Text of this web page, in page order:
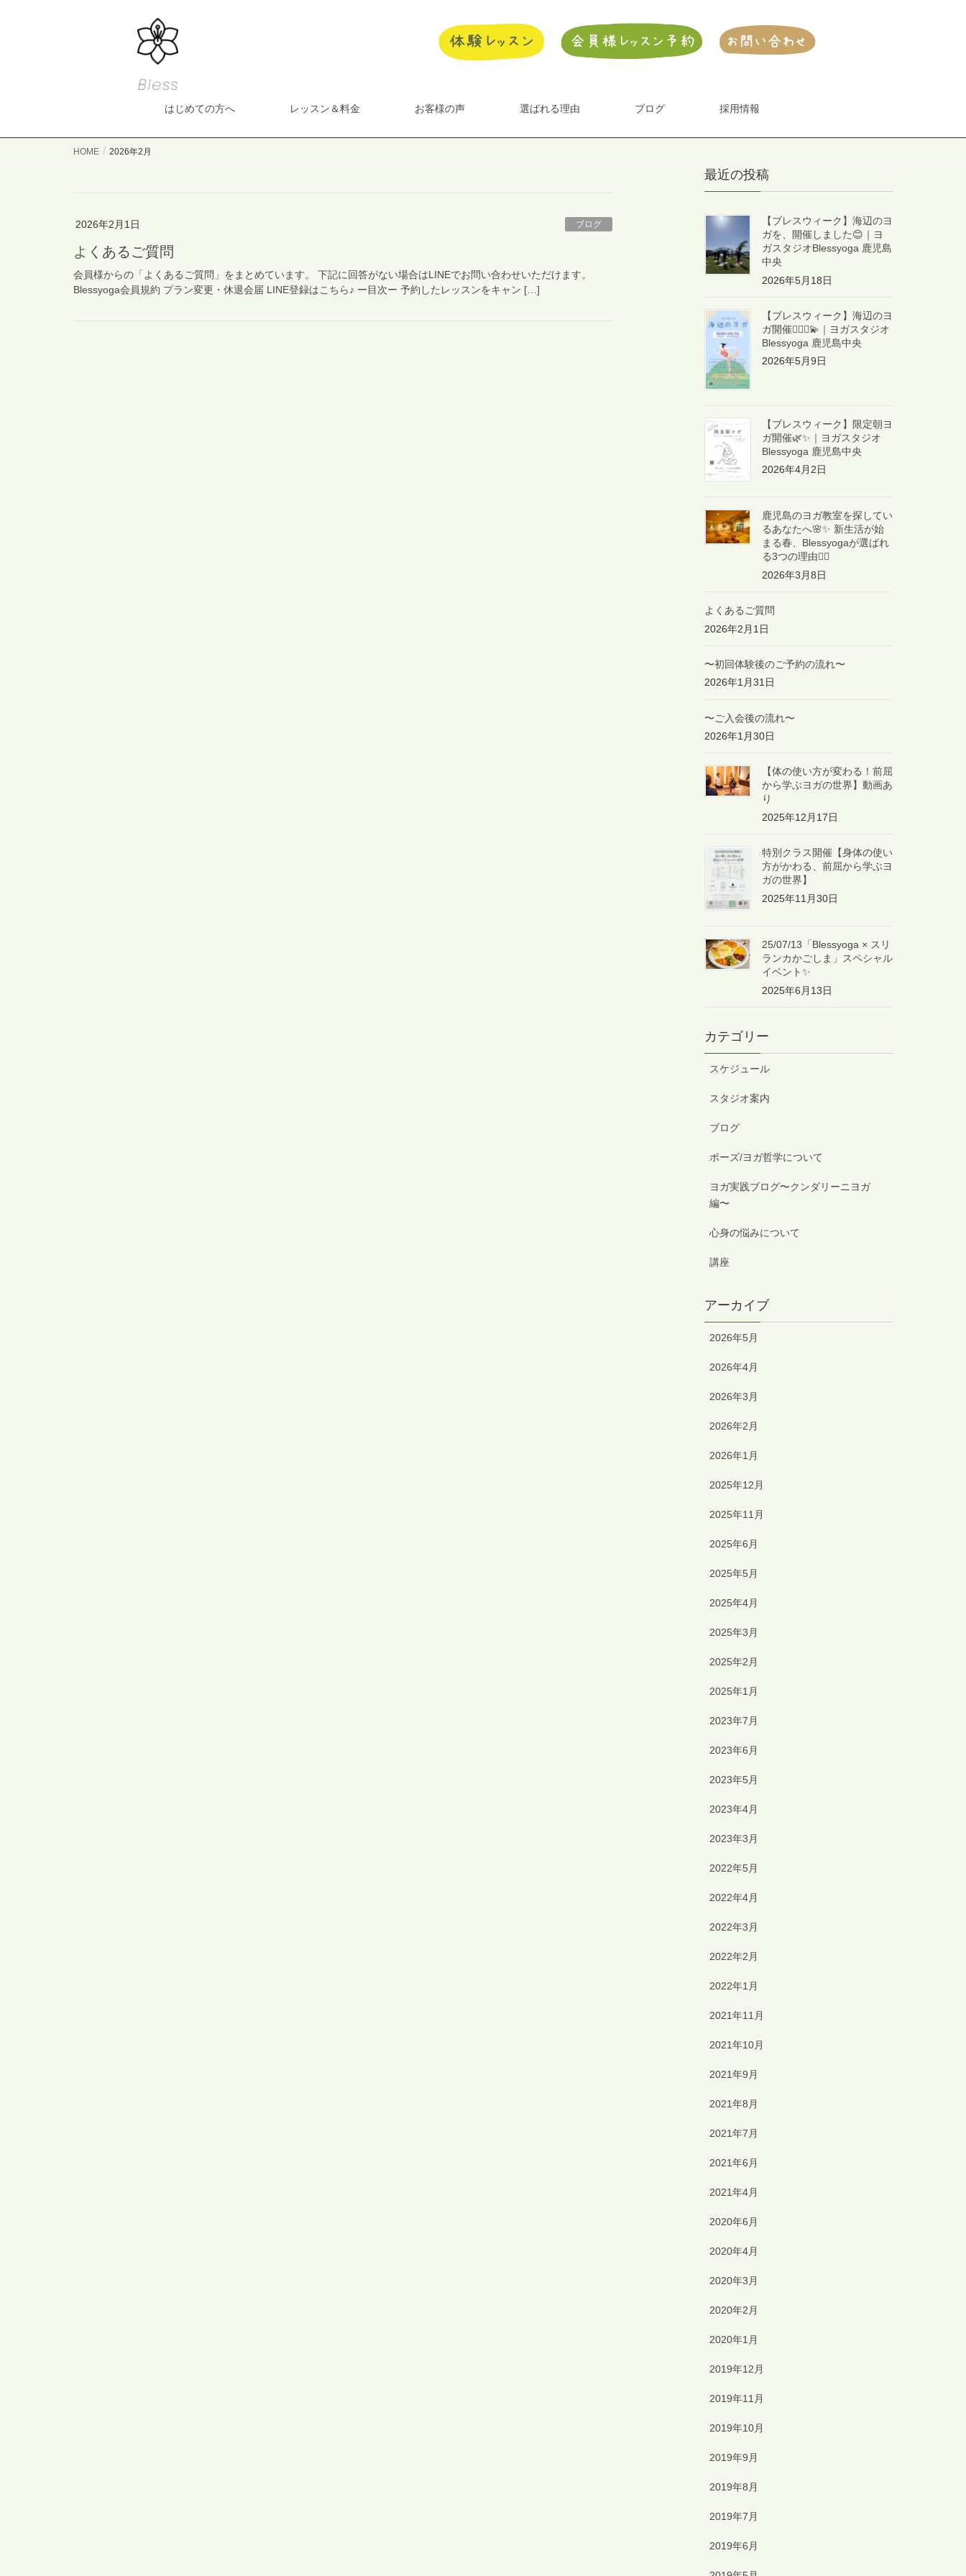
はじめての方へ レッスン＆料金 お客様の声 選ばれる理由 ブログ 採用情報
HOME 2026年2月
2026年2月1日 ブログ
よくあるご質問
会員様からの「よくあるご質問」をまとめています。 下記に回答がない場合はLINEでお問い合わせいただけます。
Blessyoga会員規約 プラン変更・休退会届 LINE登録はこちら♪ ー目次ー 予約したレッスンをキャン […]
最近の投稿
【ブレスウィーク】海辺のヨ
ガを、開催しました😊｜ヨ
ガスタジオBlessyoga 鹿児島
中央
2026年5月18日
【ブレスウィーク】海辺のヨ
ガ開催🧘🏻‍♀️💫｜ヨガスタジオ
Blessyoga 鹿児島中央
2026年5月9日
【ブレスウィーク】限定朝ヨ
ガ開催🌿✨｜ヨガスタジオ
Blessyoga 鹿児島中央
2026年4月2日
鹿児島のヨガ教室を探してい
るあなたへ🌸✨ 新生活が始
まる春、Blessyogaが選ばれ
る3つの理由🧘‍♀️
2026年3月8日
よくあるご質問
2026年2月1日
〜初回体験後のご予約の流れ〜
2026年1月31日
〜ご入会後の流れ〜
2026年1月30日
【体の使い方が変わる！前屈
から学ぶヨガの世界】動画あ
り
2025年12月17日
特別クラス開催【身体の使い
方がかわる、前屈から学ぶヨ
ガの世界】
2025年11月30日
25/07/13「Blessyoga × スリ
ランカかごしま」スペシャル
イベント✨
2025年6月13日
カテゴリー
スケジュール
スタジオ案内
ブログ
ポーズ/ヨガ哲学について
ヨガ実践ブログ〜クンダリーニヨガ
編〜
心身の悩みについて
講座
アーカイブ
2026年5月
2026年4月
2026年3月
2026年2月
2026年1月
2025年12月
2025年11月
2025年6月
2025年5月
2025年4月
2025年3月
2025年2月
2025年1月
2023年7月
2023年6月
2023年5月
2023年4月
2023年3月
2022年5月
2022年4月
2022年3月
2022年2月
2022年1月
2021年11月
2021年10月
2021年9月
2021年8月
2021年7月
2021年6月
2021年4月
2020年6月
2020年4月
2020年3月
2020年2月
2020年1月
2019年12月
2019年11月
2019年10月
2019年9月
2019年8月
2019年7月
2019年6月